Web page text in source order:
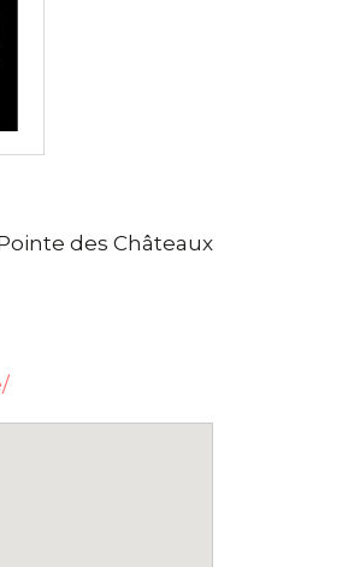
des Châteaux